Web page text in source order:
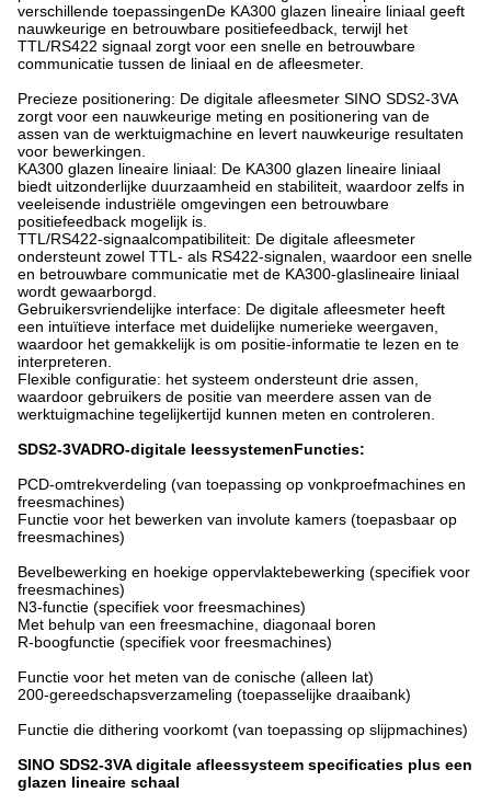
verschillende toepassingenDe KA300 glazen lineaire liniaal geeft
nauwkeurige en betrouwbare positiefeedback, terwijl het
TTL/RS422 signaal zorgt voor een snelle en betrouwbare
communicatie tussen de liniaal en de afleesmeter.
Precieze positionering: De digitale afleesmeter SINO SDS2-3VA
zorgt voor een nauwkeurige meting en positionering van de
assen van de werktuigmachine en levert nauwkeurige resultaten
voor bewerkingen.
KA300 glazen lineaire liniaal: De KA300 glazen lineaire liniaal
biedt uitzonderlijke duurzaamheid en stabiliteit, waardoor zelfs in
veeleisende industriële omgevingen een betrouwbare
positiefeedback mogelijk is.
TTL/RS422-signaalcompatibiliteit: De digitale afleesmeter
ondersteunt zowel TTL- als RS422-signalen, waardoor een snelle
en betrouwbare communicatie met de KA300-glaslineaire liniaal
wordt gewaarborgd.
Gebruikersvriendelijke interface: De digitale afleesmeter heeft
een intuïtieve interface met duidelijke numerieke weergaven,
waardoor het gemakkelijk is om positie-informatie te lezen en te
interpreteren.
Flexible configuratie: het systeem ondersteunt drie assen,
waardoor gebruikers de positie van meerdere assen van de
werktuigmachine tegelijkertijd kunnen meten en controleren.
SDS2-3VADRO-digitale leessystemenFuncties:
PCD-omtrekverdeling (van toepassing op vonkproefmachines en
freesmachines)
Functie voor het bewerken van involute kamers (toepasbaar op
freesmachines)
Bevelbewerking en hoekige oppervlaktebewerking (specifiek voor
freesmachines)
N3-functie (specifiek voor freesmachines)
Met behulp van een freesmachine, diagonaal boren
R-boogfunctie (specifiek voor freesmachines)
Functie voor het meten van de conische (alleen lat)
200-gereedschapsverzameling (toepasselijke draaibank)
Functie die dithering voorkomt (van toepassing op slijpmachines)
SINO SDS2-3VA digitale afleessysteem specificaties plus een
glazen lineaire schaal